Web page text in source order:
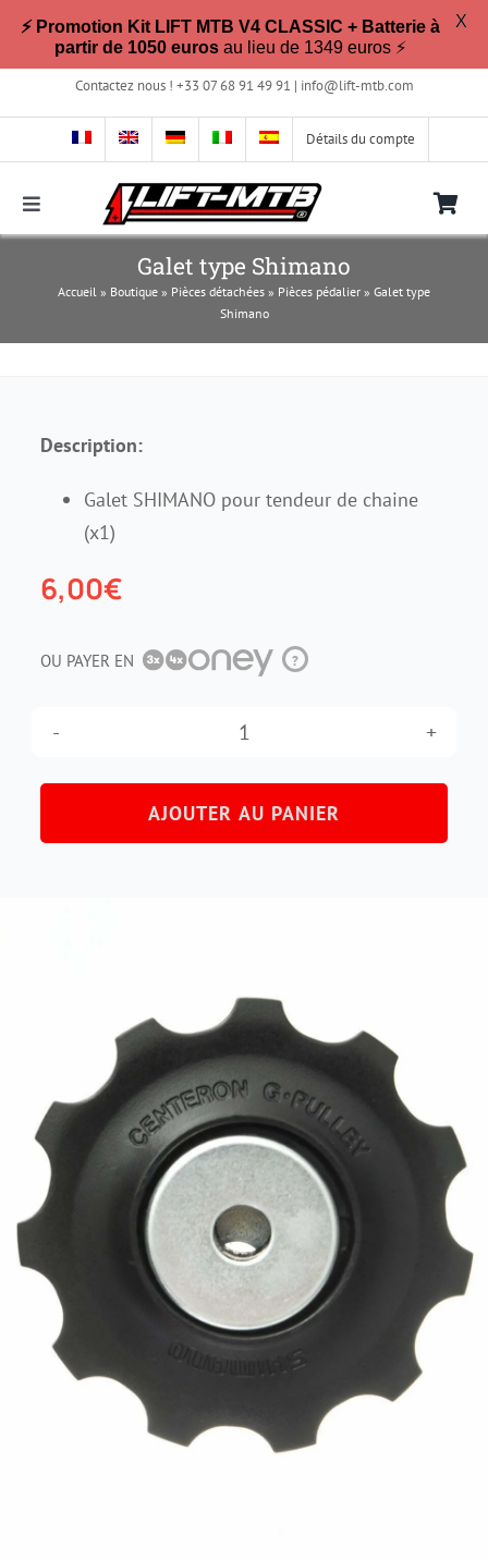
au
Contactez nous ! +33 07 68 91 49 91 | info@lift-mtb.com
Détails du compte
Toggle
Navigation
Compatible avec mon vélo ?
Contact
Galet type Shimano
Accueil » Boutique » Pièces détachées » Pièces pédalier » Galet type
Shimano
Description:
Galet SHIMANO pour tendeur de chaine
(x1)
6,00€
OU PAYER EN ?
quantité
de
Galet
AJOUTER AU PANIER
⚡ Promotion Kit LIFT MTB V4 CLASSIC + Batterie à
partir de 1050 euros au lieu de 1349 euros ⚡
X